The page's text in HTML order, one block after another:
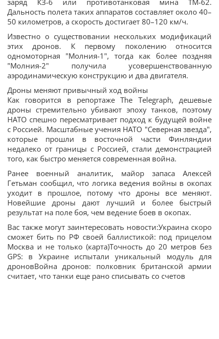
заряд КЗ-6 или противотанковая мина ТМ-62.
Дальность полета таких аппаратов составляет около 40–
50 километров, а скорость достигает 80–120 км/ч.
Известно о существовании нескольких модификаций
этих дронов. К первому поколению относится
одномоторная "Молния-1", тогда как более поздняя
"Молния-2" получила усовершенствованную
аэродинамическую конструкцию и два двигателя.
Дроны меняют привычный ход войны
Как говорится в репортаже The Telegraph, дешевые
дроны стремительно убивают эпоху танков, поэтому
НАТО спешно пересматривает подход к будущей войне
с Россией. Масштабные учения НАТО "Северная звезда",
которые прошли в восточной части Финляндии
недалеко от границы с Россией, стали демонстрацией
того, как быстро меняется современная война.
Ранее военный аналитик, майор запаса Алексей
Гетьман сообщил, что логика ведения войны в окопах
уходит в прошлое, потому что дроны все меняют.
Новейшие дроны дают лучший и более быстрый
результат на поле боя, чем ведение боев в окопах.
Вас также могут заинтересовать новости:Украина скоро
сможет бить по РФ своей баллистикой: под прицелом
Москва и не только (карта)Точность до 20 метров без
GPS: в Украине испытали уникальный модуль для
дроновВойна дронов: полковник британской армии
считает, что танки еще рано списывать со счетов